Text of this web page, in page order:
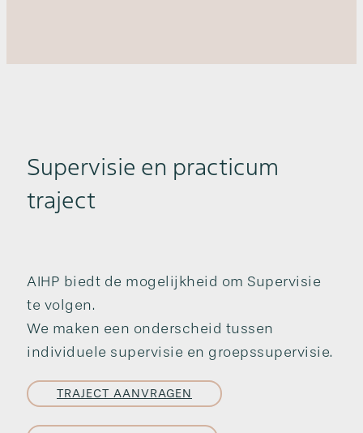
Supervisie en practicum
traject
AIHP biedt de mogelijkheid om Supervisie
te volgen.
We maken een onderscheid tussen
individuele supervisie en groepssupervisie.
TRAJECT AANVRAGEN